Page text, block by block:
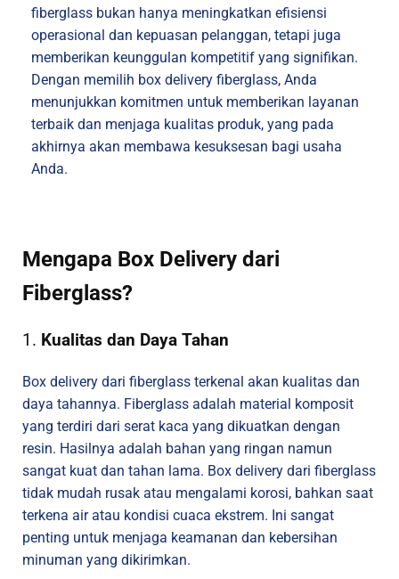
fiberglass bukan hanya meningkatkan efisiensi
operasional dan kepuasan pelanggan, tetapi juga
memberikan keunggulan kompetitif yang signifikan.
Dengan memilih box delivery fiberglass, Anda
menunjukkan komitmen untuk memberikan layanan
terbaik dan menjaga kualitas produk, yang pada
akhirnya akan membawa kesuksesan bagi usaha
Anda.
Mengapa Box Delivery dari
Fiberglass?
1. Kualitas dan Daya Tahan
Box delivery dari fiberglass terkenal akan kualitas dan
daya tahannya. Fiberglass adalah material komposit
yang terdiri dari serat kaca yang dikuatkan dengan
resin. Hasilnya adalah bahan yang ringan namun
sangat kuat dan tahan lama. Box delivery dari fiberglass
tidak mudah rusak atau mengalami korosi, bahkan saat
terkena air atau kondisi cuaca ekstrem. Ini sangat
penting untuk menjaga keamanan dan kebersihan
minuman yang dikirimkan.